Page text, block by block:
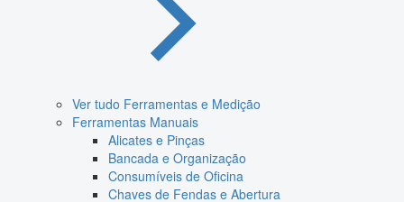
Ver tudo Ferramentas e Medição
Ferramentas Manuais
Alicates e Pinças
Bancada e Organização
Consumíveis de Oficina
Chaves de Fendas e Abertura